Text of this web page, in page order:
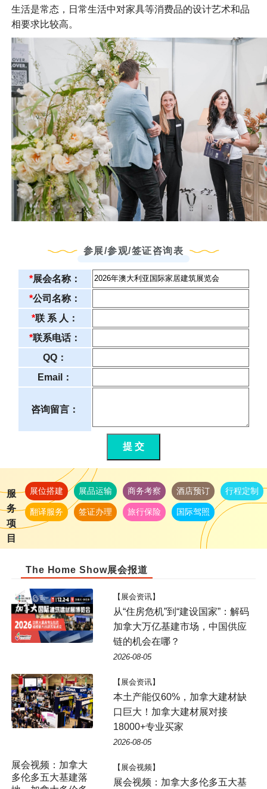
生活是常态，日常生活中对家具等消费品的设计艺术和品
相要求比较高。
参展/参观/签证咨询表
*展会名称：
*公司名称：
*联 系 人：
*联系电话：
QQ：
Email：
咨询留言：
提 交
服
务
项
目
展位搭建 展品运输 商务考察 酒店预订 行程定制
翻译服务 签证办理 旅行保险 国际驾照
The Home Show展会报道
【展会资讯】
从“住房危机”到“建设国家”：解码
加拿大万亿基建市场，中国供应
链的机会在哪？
2026-08-05
【展会资讯】
本土产能仅60%，加拿大建材缺
口巨大！加拿大建材展对接
18000+专业买家
2026-08-05
展会视频：加拿大
多伦多五大基建落
【展会视频】
展会视频：加拿大多伦多五大基